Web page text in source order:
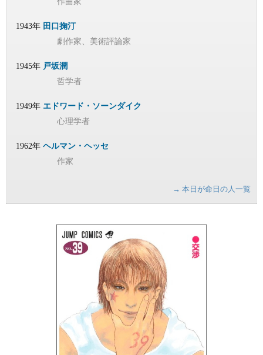
1943年 田口掬汀
劇作家、美術評論家
1945年 戸坂潤
哲学者
1949年 エドワード・ソーンダイク
心理学者
1962年 ヘルマン・ヘッセ
作家
→ 本日が命日の人一覧